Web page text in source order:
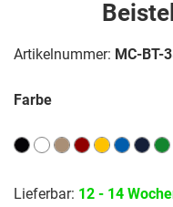
Artikelnummer: MC-BT-
Farbe
Lieferbar: 12 - 14